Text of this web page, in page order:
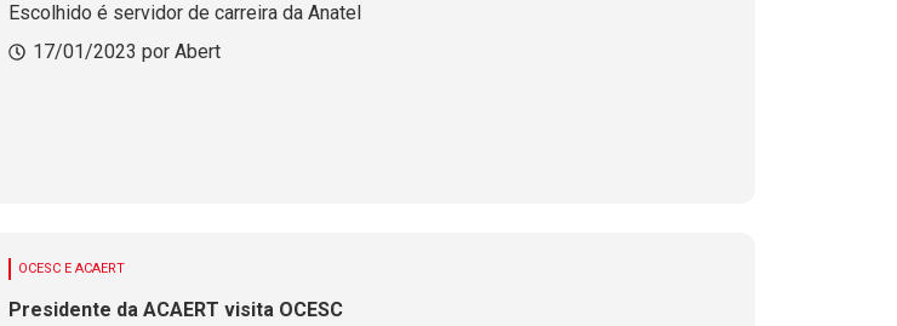
Escolhido é servidor de carreira da Anatel
17/01/2023 por Abert
OCESC E ACAERT
Presidente da ACAERT visita OCESC